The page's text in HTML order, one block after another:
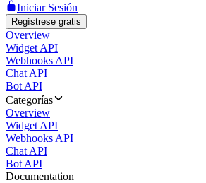
Iniciar Sesión
Regístrese gratis
Overview
Widget API
Webhooks API
Chat API
Bot API
Categorías
Overview
Widget API
Webhooks API
Chat API
Bot API
Documentation